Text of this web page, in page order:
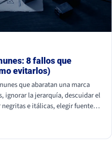
8 fallos que
evitarlos)
que abaratan una marca
ignorar la jerarquía, descuidar el
e itálicas, elegir fuentes
Casi ninguno se nota de
tu marca parezca improvisada.